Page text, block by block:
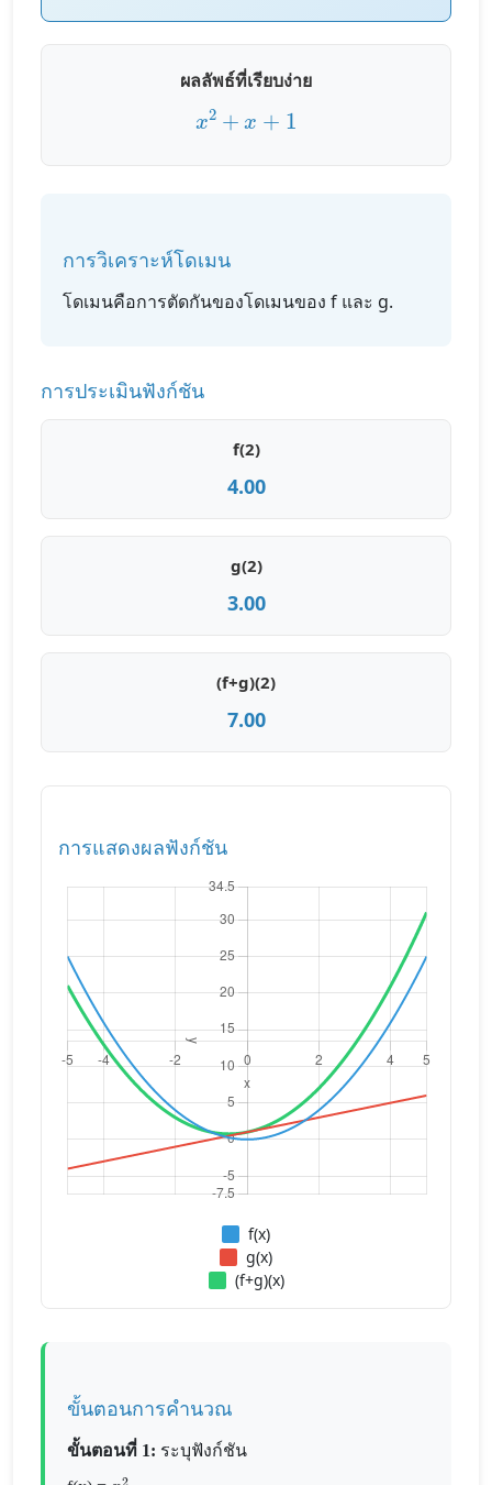
ผลลัพธ์ที่เรียบง่าย
2
การวิเคราะห์โดเมน
โดเมนคือการตัดกันของโดเมนของ f และ g.
การประเมินฟังก์ชัน
f(2)
4.00
g(2)
3.00
(f+g)(2)
7.00
การแสดงผลฟังก์ชัน
f(x)
g(x)
(f+g)(x)
ขั้นตอนการคำนวณ
ขั้นตอนที่ 1: ระบุฟังก์ชัน
2